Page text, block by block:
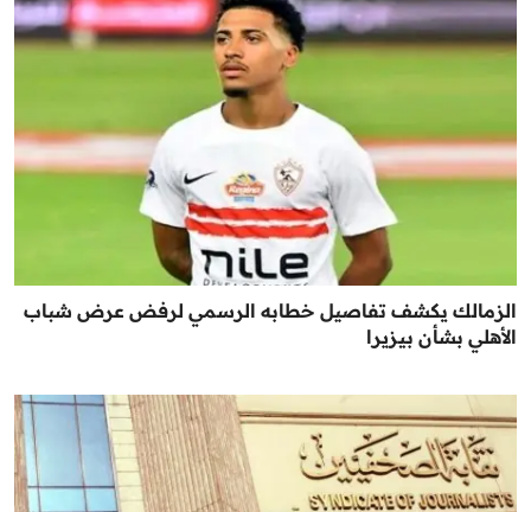
الزمالك يكشف تفاصيل خطابه الرسمي لرفض عرض شباب
الأهلي بشأن بيزيرا